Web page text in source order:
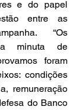
e do papel
entre as
“Os
minuta de
foram
condições
remuneração
do Banco